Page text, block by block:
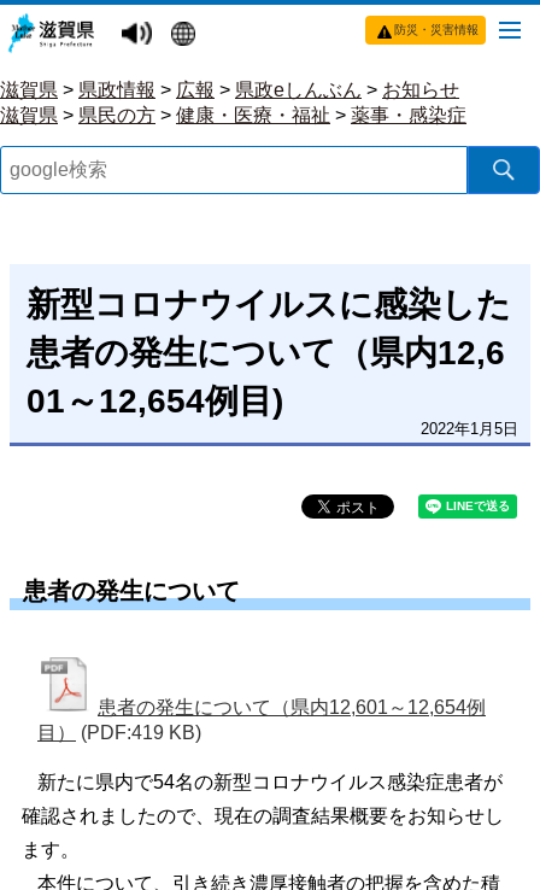
防災・災害情報
滋賀県 > 県政情報 > 広報 > 県政eしんぶん > お知らせ
滋賀県 > 県民の方 > 健康・医療・福祉 > 薬事・感染症
新型コロナウイルスに感染した
患者の発生について（県内12,6
01～12,654例目)
2022年1月5日
患者の発生について
患者の発生について（県内12,601～12,654例
目）
(PDF:419 KB)
新たに県内で54名の新型コロナウイルス感染症患者が
確認されましたので、現在の調査結果概要をお知らせし
ます。
本件について、引き続き濃厚接触者の把握を含めた積